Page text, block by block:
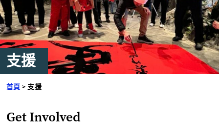
支援
首頁 > 支援
Get Involved